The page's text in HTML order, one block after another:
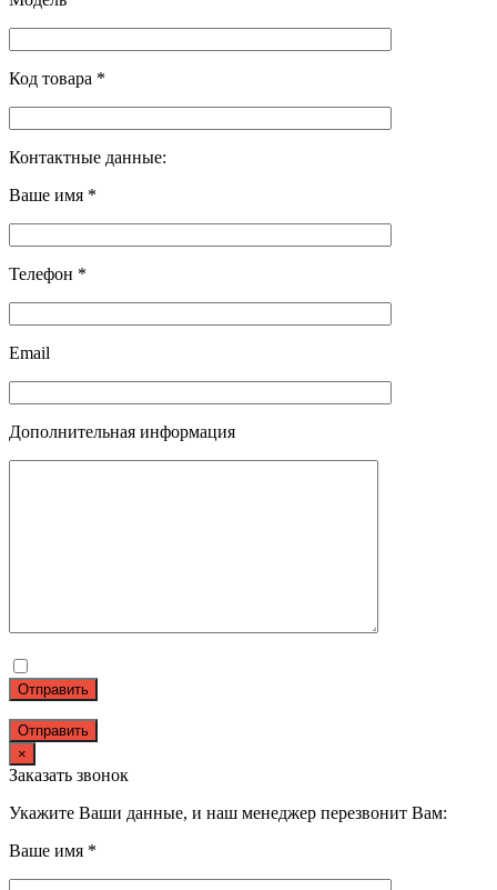
Код товара *
Контактные данные:
Ваше имя *
Телефон *
Email
Дополнительная информация
Отправить
×
Заказать звонок
Укажите Ваши данные, и наш менеджер перезвонит Вам:
Ваше имя *